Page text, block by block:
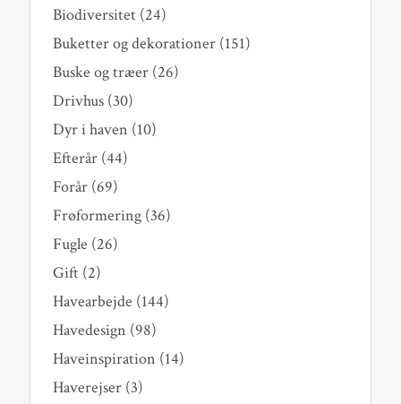
Biodiversitet(24)
Buketter og dekorationer(151)
Buske og træer(26)
Drivhus(30)
Dyr i haven (10)
Efterår(44)
Forår(69)
Frøformering(36)
Fugle (26)
Gift(2)
Havearbejde (144)
Havedesign (98)
Haveinspiration (14)
Haverejser(3)